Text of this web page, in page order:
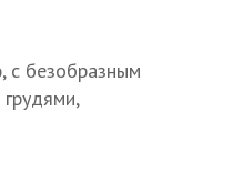
с безобразным